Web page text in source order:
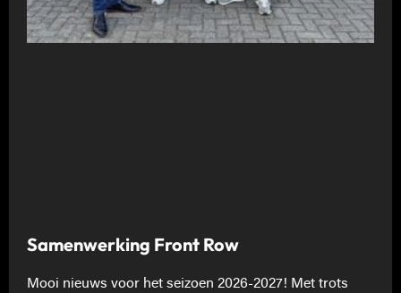
Samenwerking Front Row
Mooi nieuws voor het seizoen 2026-2027! Met trots